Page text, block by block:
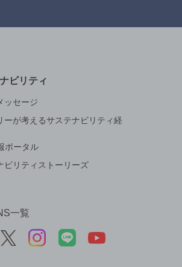
ビリティ
ッセージ
ーが考えるサステナビリティ経
ポータル
ビリティストーリーズ
一覧